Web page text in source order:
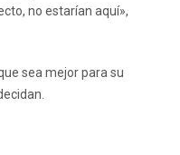
no estarían aquí»,
sea mejor para su